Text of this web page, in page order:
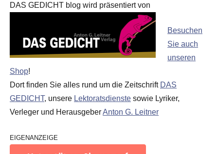
DAS GEDICHT blog wird präsentiert von
Besuchen
Sie auch
unseren
Shop!
Dort finden Sie alles rund um die Zeitschrift DAS
GEDICHT, unsere Lektoratsdienste sowie Lyriker,
Verleger und HerausgeberAnton G. Leitner
EIGENANZEIGE